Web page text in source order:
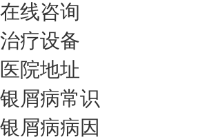
在线咨询
治疗设备
医院地址
银屑病常识
银屑病病因